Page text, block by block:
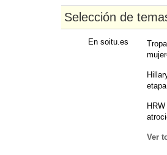
Selección de
En soitu.es
Ver